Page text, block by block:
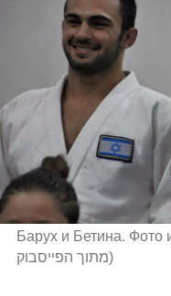
Барух и Бетина. Фото
מתוך הפייסבוק)